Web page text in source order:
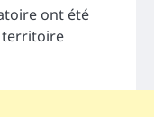
ont été
territoire